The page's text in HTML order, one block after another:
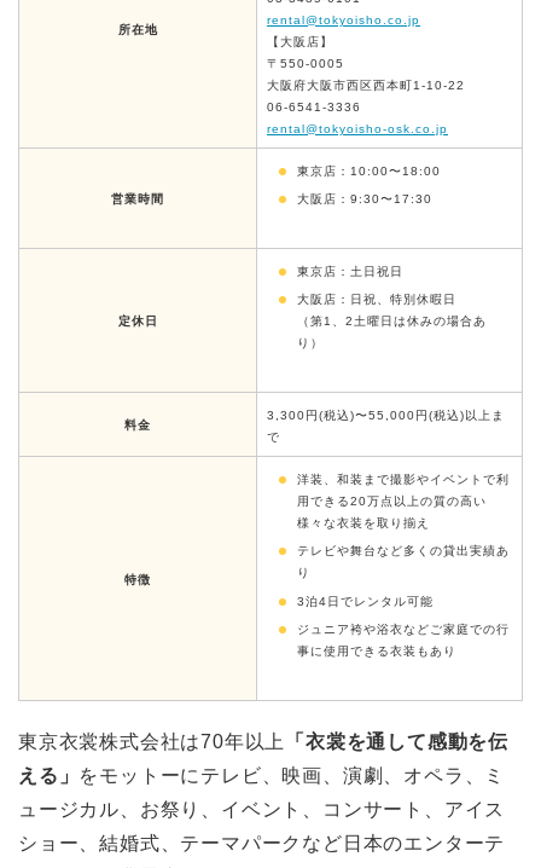
所在地
rental@tokyoisho.co.jp
【大阪店】
〒550-0005
大阪府大阪市西区西本町1-10-22
06-6541-3336
rental@tokyoisho-osk.co.jp
営業時間
東京店：10:00〜18:00
大阪店：9:30〜17:30
定休日
東京店：土日祝日
大阪店：日祝、特別休暇日
（第1、2土曜日は休みの場合あ
り）
料金
3,300円(税込)〜55,000円(税込)以上ま
で
特徴
洋装、和装まで撮影やイベントで利
用できる20万点以上の質の高い
様々な衣装を取り揃え
テレビや舞台など多くの貸出実績あ
り
3泊4日でレンタル可能
ジュニア袴や浴衣などご家庭での行
事に使用できる衣装もあり
東京衣裳株式会社は70年以上
「衣裳を通して感動を伝
える」 をモットーにテレビ、映画、演劇、オペラ、ミ
ュージカル、お祭り、イベント、コンサート、アイス
ショー、結婚式、テーマパークなど日本のエンターテ